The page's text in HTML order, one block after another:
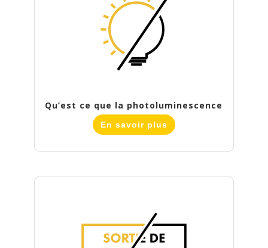
Qu’est ce que la photoluminescence
En savoir plus